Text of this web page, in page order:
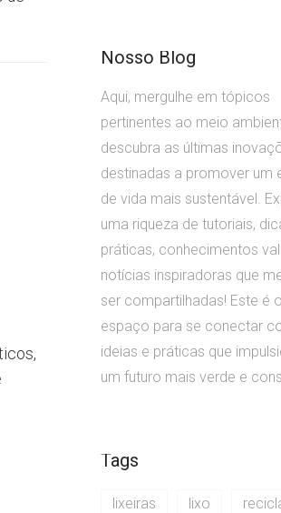
Nosso Blog
Aqui, mergulhe em tópicos
pertinentes ao meio
descubra as últimas
destinadas a promover um
de vida mais sustentável.
uma riqueza de tutoriais,
práticas, conhecimentos
notícias inspiradoras que
ser compartilhadas! Este é
espaço para se conectar
ideias e práticas que
um futuro mais verde e
Tags
lixeiras lixo